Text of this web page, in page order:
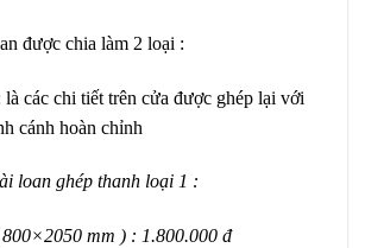
được chia làm 2 loại :
là các chi tiết trên cửa được ghép lại với
cánh hoàn chỉnh
loan ghép thanh loại 1 :
mm ) : 1.800.000 đ